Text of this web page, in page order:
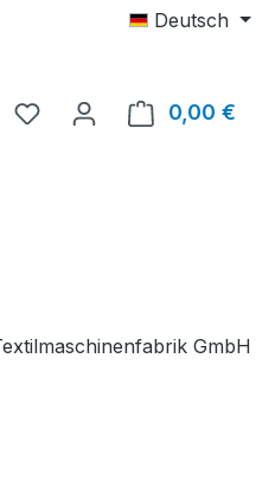
Deutsch
Du hast 0 Produkte auf
0,00 €
GmbH